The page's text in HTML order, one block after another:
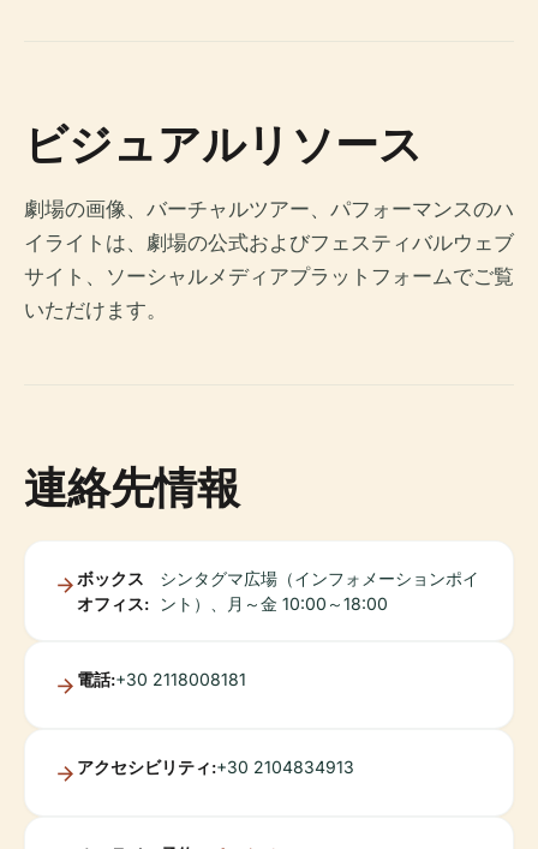
ビジュアルリソース
劇場の画像、バーチャルツアー、パフォーマンスのハ
イライトは、劇場の公式およびフェスティバルウェブ
サイト、ソーシャルメディアプラットフォームでご覧
いただけます。
連絡先情報
ボックス
オフィス:
シンタグマ広場（インフォメーションポイ
ント）、月～金 10:00～18:00
電話:+30 2118008181
アクセシビリティ:+30 2104834913